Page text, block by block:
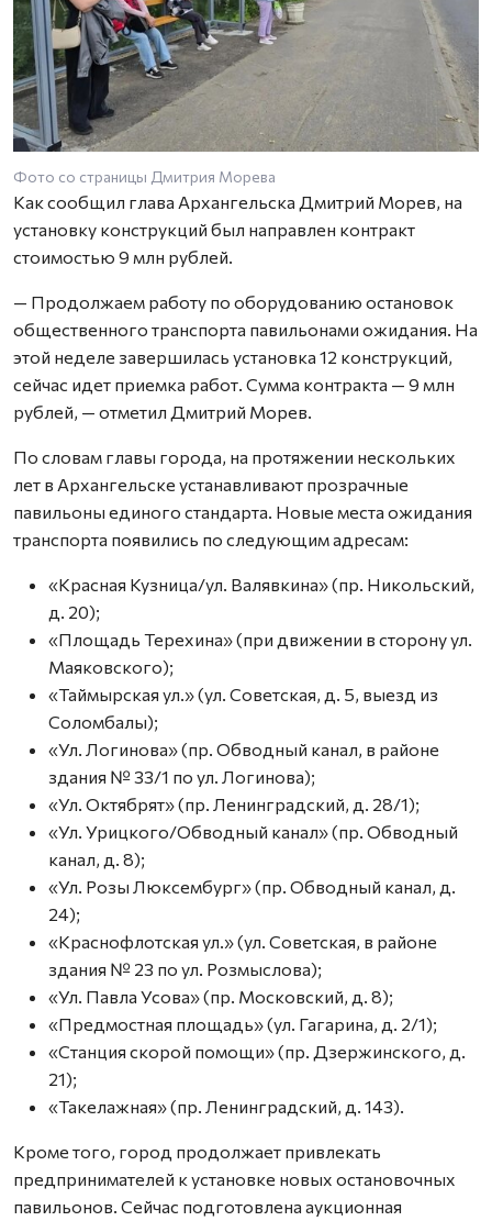
Фото со страницы Дмитрия Морева
Как сообщил глава Архангельска Дмитрий Морев, на
установку конструкций был направлен контракт
стоимостью 9 млн рублей.
— Продолжаем работу по оборудованию остановок
общественного транспорта павильонами ожидания. На
этой неделе завершилась установка 12 конструкций,
сейчас идет приемка работ. Сумма контракта — 9 млн
рублей, — отметил Дмитрий Морев.
По словам главы города, на протяжении нескольких
лет в Архангельске устанавливают прозрачные
павильоны единого стандарта. Новые места ожидания
транспорта появились по следующим адресам:
«Красная Кузница/ул. Валявкина» (пр. Никольский,
д. 20);
«Площадь Терехина» (при движении в сторону ул.
Маяковского);
«Таймырская ул.» (ул. Советская, д. 5, выезд из
Соломбалы);
«Ул. Логинова» (пр. Обводный канал, в районе
здания № 33/1 по ул. Логинова);
«Ул. Октябрят» (пр. Ленинградский, д. 28/1);
«Ул. Урицкого/Обводный канал» (пр. Обводный
канал, д. 8);
«Ул. Розы Люксембург» (пр. Обводный канал, д.
24);
«Краснофлотская ул.» (ул. Советская, в районе
здания № 23 по ул. Розмыслова);
«Ул. Павла Усова» (пр. Московский, д. 8);
«Предмостная площадь» (ул. Гагарина, д. 2/1);
«Станция скорой помощи» (пр. Дзержинского, д.
21);
«Такелажная» (пр. Ленинградский, д. 143).
Кроме того, город продолжает привлекать
предпринимателей к установке новых остановочных
павильонов. Сейчас подготовлена аукционная